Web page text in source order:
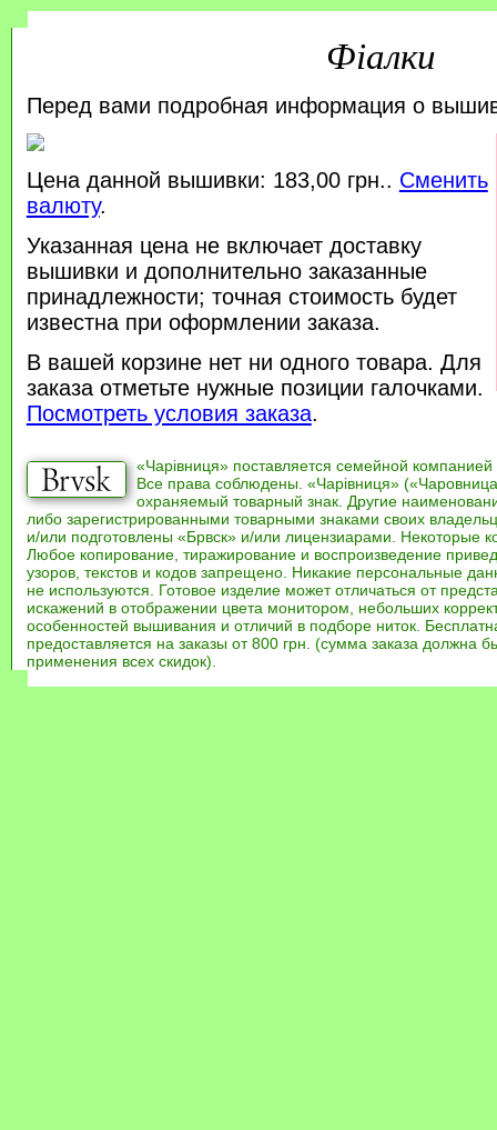
Фіалки
Перед вами подробная информация о
Цена данной вышивки: 183,00 грн.. Сменить
валюту.
Указанная цена не включает доставку
вышивки и дополнительно заказанные
принадлежности; точная стоимость будет
известна при оформлении заказа.
В вашей корзине нет ни одного товара. Для
заказа отметьте нужные позиции галочками.
Посмотреть условия заказа.
«Чарівниця» поставляется семейной компанией
Все права соблюдены. «Чарівниця»
охраняемый товарный знак. Другие
либо зарегистрированными товарными знаками своих
и/или подготовлены «Брвск» и/или лицензиарами. Некоторые
Любое копирование, тиражирование и воспроизведение
узоров, текстов и кодов запрещено. Никакие персональные
не используются. Готовое изделие может отличаться от
искажений в отображении цвета монитором, небольших
особенностей вышивания и отличий в подборе ниток.
предоставляется на заказы от 800 грн. (сумма заказа должна
применения всех скидок).